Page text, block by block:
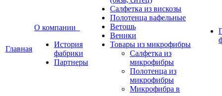
Главная
О компании
История
фабрики
Партнеры
Салфетка из вискозы
Полотенца вафельные
Ветошь
Веники
Товары из микрофибры
Салфетка из
микрофибры
Полотенца из
микрофибры
Микрофибра в